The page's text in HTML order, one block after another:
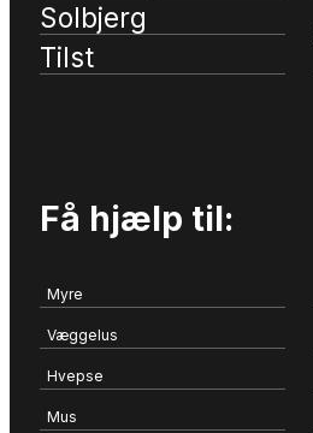
Solbjerg
Tilst
Få hjælp til:
Myre
Væggelus
Hvepse
Mus